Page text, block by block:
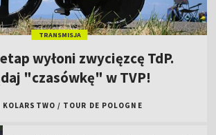
TRANSMISJA
wyłoni zwycięzcę TdP.
"czasówkę" w TVP!
KOLARSTWO / TOUR DE POLOGNE